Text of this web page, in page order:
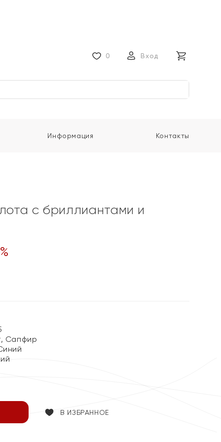
0 Вход
Информация Контакты
с бриллиантами и
%
Сапфир
В ИЗБРАННОЕ